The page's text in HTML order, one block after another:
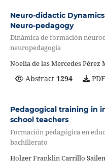
Neuro-didactic
Neuro-pedagogy
Dinámica de formación
neuropedagogía
Noelia de las Mercedes Pérez
Abstract 1294
Pedagogical training in
school teachers
Formación pedagógica en
bachillerato
Holger Franklin Carrillo